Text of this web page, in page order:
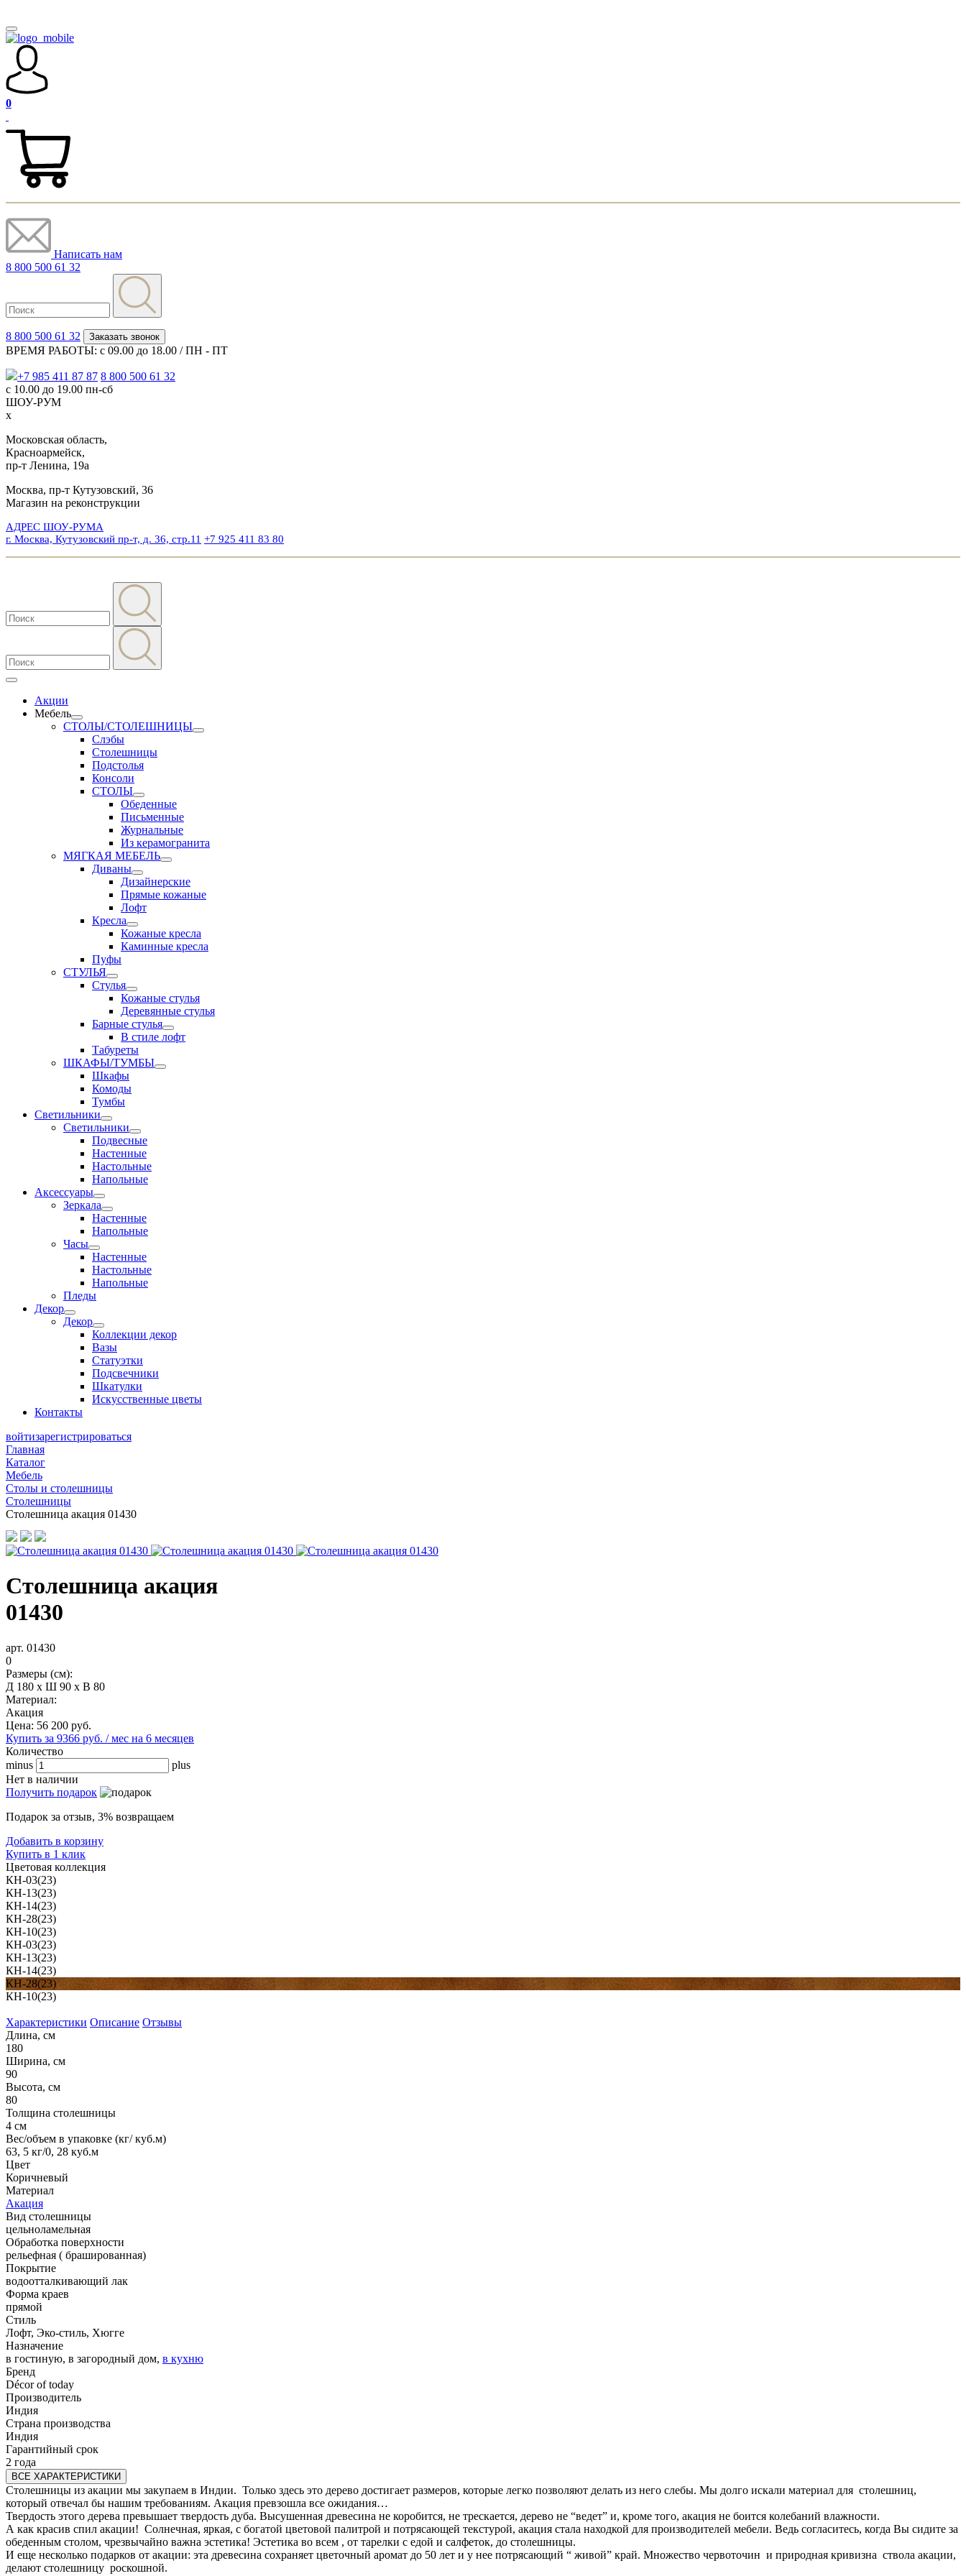
0
Написать нам
8 800 500 61 32
8 800 500 61 32 Заказать звонок
ВРЕМЯ РАБОТЫ: с 09.00 до 18.00 / ПН - ПТ
+7 985 411 87 87 8 800 500 61 32
с 10.00 до 19.00 пн-сб
ШОУ-РУМ
x
Московская область,
Красноармейск,
пр-т Ленина, 19а
Москва, пр-т Кутузовский, 36
Магазин на реконструкции
АДРЕС ШОУ-РУМА
г. Москва, Кутузовский пр-т, д. 36, стр.11 +7 925 411 83 80
Акции
Мебель
СТОЛЫ/СТОЛЕШНИЦЫ
Слэбы
Столешницы
Подстолья
Консоли
СТОЛЫ
Обеденные
Письменные
Журнальные
Из керамогранита
МЯГКАЯ МЕБЕЛЬ
Диваны
Дизайнерские
Прямые кожаные
Лофт
Кресла
Кожаные кресла
Каминные кресла
Пуфы
СТУЛЬЯ
Стулья
Кожаные стулья
Деревянные стулья
Барные стулья
В стиле лофт
Табуреты
ШКАФЫ/ТУМБЫ
Шкафы
Комоды
Тумбы
Светильники
Светильники
Подвесные
Настенные
Настольные
Напольные
Аксессуары
Зеркала
Настенные
Напольные
Часы
Настенные
Настольные
Напольные
Пледы
Декор
Декор
Коллекции декор
Вазы
Статуэтки
Подсвечники
Шкатулки
Искусственные цветы
Контакты
войтизарегистрироваться
Главная
Каталог
Мебель
Столы и столешницы
Столешницы
Столешница акация 01430
Столешница акация
01430
арт. 01430
0
Размеры (см):
Д 180 x Ш 90 x В 80
Материал:
Акация
Цена: 56 200 руб.
Купить за 9366 руб. / мес на 6 месяцев
Количество
minus
plus
Нет в наличии
Получить подарок
Подарок за отзыв, 3% возвращаем
Добавить в корзину
Купить в 1 клик
Цветовая коллекция
КН-03(23)
КН-13(23)
КН-14(23)
КН-28(23)
КН-10(23)
КН-03(23)
КН-13(23)
КН-14(23)
КН-28(23)
КН-10(23)
Характеристики Описание Отзывы
Длина, см
180
Ширина, см
90
Высота, см
80
Толщина столешницы
4 см
Вес/объем в упаковке (кг/ куб.м)
63, 5 кг/0, 28 куб.м
Цвет
Коричневый
Материал
Акация
Вид столешницы
цельноламельная
Обработка поверхности
рельефная ( брашированная)
Покрытие
водоотталкивающий лак
Форма краев
прямой
Стиль
Лофт, Эко-стиль, Хюгге
Назначение
в гостиную, в загородный дом, в кухню
Бренд
Décor of today
Производитель
Индия
Страна производства
Индия
Гарантийный срок
2 года
ВСЕ ХАРАКТЕРИСТИКИ
Столешницы из акации мы закупаем в Индии. Только здесь это дерево достигает размеров, которые легко позволяют делать из него слебы. Мы долго искали материал для столешниц,
который отвечал бы нашим требованиям. Акация превзошла все ожидания…
Твердость этого дерева превышает твердость дуба. Высушенная древесина не коробится, не трескается, дерево не “ведет” и, кроме того, акация не боится колебаний влажности.
А как красив спил акации! Солнечная, яркая, с богатой цветовой палитрой и потрясающей текстурой, акация стала находкой для производителей мебели. Ведь согласитесь, когда Вы сидите за
обеденным столом, чрезвычайно важна эстетика! Эстетика во всем , от тарелки с едой и салфеток, до столешницы.
И еще несколько подарков от акации: эта древесина сохраняет цветочный аромат до 50 лет и у нее потрясающий “ живой” край. Множество червоточин и природная кривизна ствола акации,
делают столешницу роскошной.